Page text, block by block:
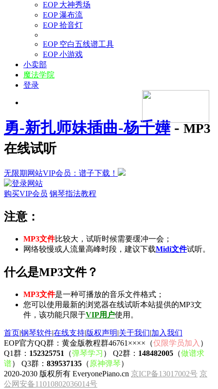
EOP 大神秀场
EOP 瀑布流
EOP 拾音灯
EOP 空白五线谱工具
EOP 小游戏
小卖部
魔法学院
登录
勇-新扎师妹插曲-杨千嬅-MP3
在线试听
无限期网站VIP会员：谱子下载！
购买VIP会员 钢琴指法教程
注意：
MP3文件比较大，试听时候需要缓冲一会；
网络较慢或人流量高峰时段，建议下载Midi文件试听。
什么是MP3文件？
MP3文件是一种可播放的音乐文件格式；
您可以使用最新的浏览器在线试听本站提供的MP3文
件，该功能只限于VIP用户使用。
首页|钢琴软件|在线支持|版权声明|关于我们|加入我们
EOP官方QQ群：黄金版教程群46761××××（仅限学员加入 ）
Q1群： 152325751 （弹琴学习 ） Q2群： 148482005 （做谱求
谱） Q3群： 839537135 （ 原神弹琴）
2020-2030 版权所有 EveryonePiano.cn 京ICP备13017002号 京
公网安备11010802036014号